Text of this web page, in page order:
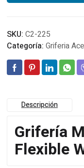
SKU: C2-225
Categoría: Griferia
Descripción
Grifería
Flexible